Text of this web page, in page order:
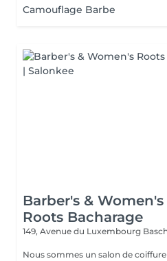
Camouflage Barbe
Barber's & Women's
Roots Bacharage
149, Avenue du Luxembourg
Nous sommes un salon de